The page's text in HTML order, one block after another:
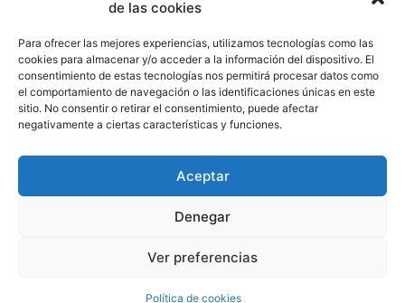
de las cookies
Para ofrecer las mejores experiencias, utilizamos tecnologías como las
cookies para almacenar y/o acceder a la información del dispositivo. El
consentimiento de estas tecnologías nos permitirá procesar datos como
el comportamiento de navegación o las identificaciones únicas en este
sitio. No consentir o retirar el consentimiento, puede afectar
negativamente a ciertas características y funciones.
Aceptar
Denegar
Ver preferencias
Política de cookies
CONTACTA CON NOSOTROS
© 2026 Todos los derechos reservados. Culturamanía